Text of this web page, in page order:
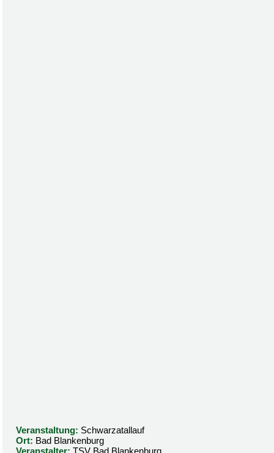
Veranstaltung: Schwarzatallauf
Ort: Bad Blankenburg
Veranstalter: TSV Bad Blankenburg